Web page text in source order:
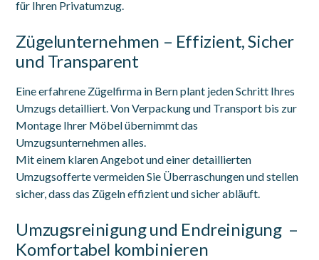
für Ihren Privatumzug.
Zügelunternehmen – Effizient, Sicher
und Transparent
Eine erfahrene Zügelfirma in Bern plant jeden Schritt Ihres
Umzugs detailliert. Von Verpackung und Transport bis zur
Montage Ihrer Möbel übernimmt das
Umzugsunternehmen alles.
Mit einem klaren Angebot und einer detaillierten
Umzugsofferte vermeiden Sie Überraschungen und stellen
sicher, dass das Zügeln effizient und sicher abläuft.
Umzugsreinigung und Endreinigung –
Komfortabel kombinieren